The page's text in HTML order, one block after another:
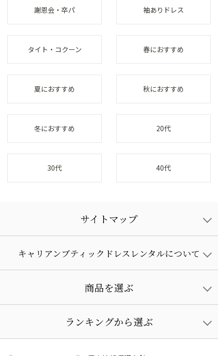
謝恩会・卒パ 袖ありドレス
タイト・コクーン 春におすすめ
夏におすすめ 秋におすすめ
冬におすすめ 20代
30代 40代
サイトマップ
キャリアンブティックドレスレンタルについて
商品を選ぶ
ランキングから選ぶ